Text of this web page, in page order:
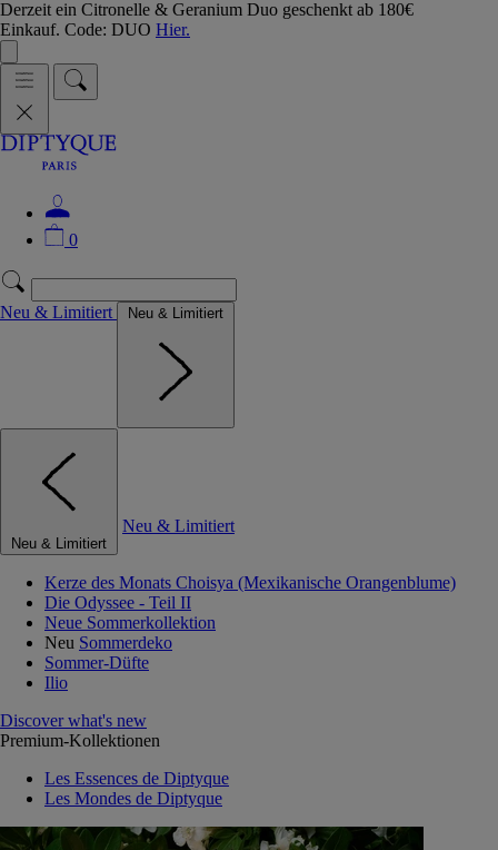
Derzeit ein Citronelle & Geranium Duo geschenkt ab 180€
Einkauf. Code: DUO Hier.
0
Neu & Limitiert Neu & Limitiert
Neu & Limitiert
Neu & Limitiert
Kerze des Monats Choisya (Mexikanische Orangenblume)
Die Odyssee - Teil II
Neue Sommerkollektion
Neu Sommerdeko
Sommer-Düfte
Ilio
Discover what's new
Premium-Kollektionen
Les Essences de Diptyque
Les Mondes de Diptyque